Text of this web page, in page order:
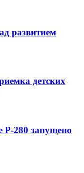
развитием
детских
Р-280 запущено